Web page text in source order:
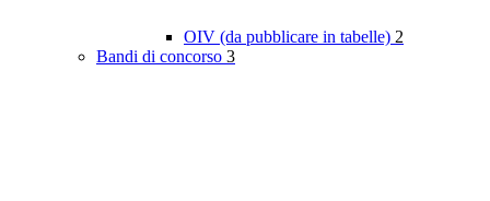
OIV (da pubblicare in tabelle) 2
Bandi di concorso 3